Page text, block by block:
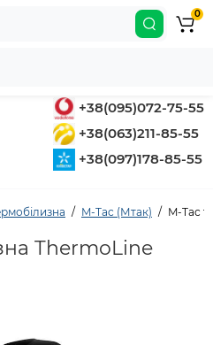
+38(095)072-75-55
+38(063)211-85-55
+38(097)178-85-55
0
M-Tac (Мтак) M-Tac
ThermoLine